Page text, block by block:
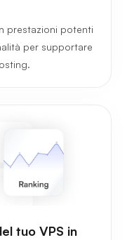
prestazioni potenti
per supportare
tuo VPS in